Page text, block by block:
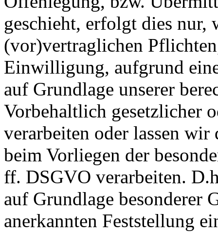
geschieht, erfolgt dies nur,
(vor)vertraglichen
Einwilligung, aufgrund
auf Grundlage unserer
Vorbehaltlich gesetzlicher
verarbeiten oder lassen
beim Vorliegen der
ff. DSGVO verarbeiten.
auf Grundlage besonderer
anerkannten Feststellung